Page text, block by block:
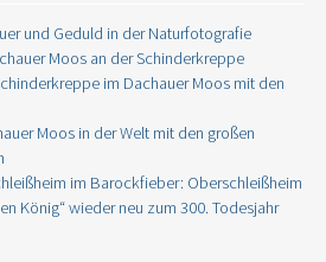
und Geduld in der Naturfotografie
Moos an der Schinderkreppe
im Dachauer Moos mit den
Moos in der Welt mit den großen
im Barockfieber: Oberschleißheim
König“ wieder neu zum 300. Todesjahr